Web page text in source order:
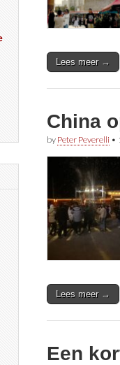
Lees meer →
China
by Peter Peverelli •
Lees meer →
Een